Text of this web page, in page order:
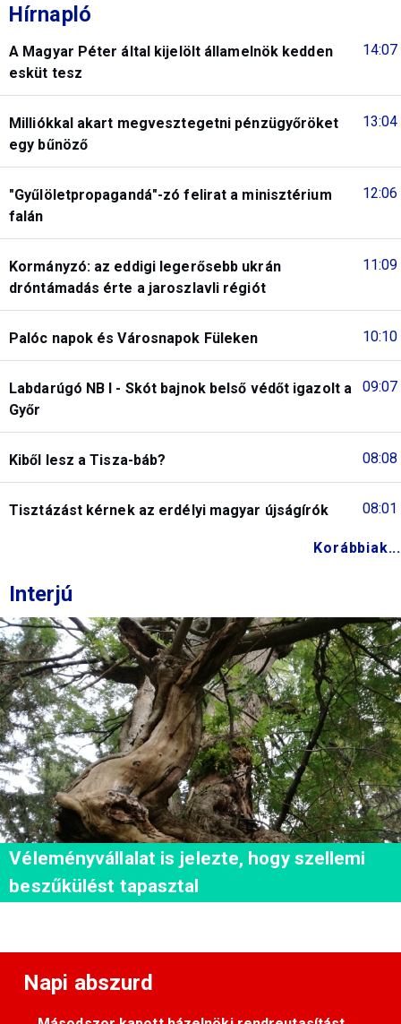
Hírnapló
14:07
A Magyar Péter által kijelölt államelnök kedden
esküt tesz
13:04
Milliókkal akart megvesztegetni pénzügyőröket
egy bűnöző
12:06
"Gyűlöletpropagandá"-zó felirat a minisztérium
falán
11:09
Kormányzó: az eddigi legerősebb ukrán
dróntámadás érte a jaroszlavli régiót
10:10
Palóc napok és Városnapok Füleken
09:07
Labdarúgó NB I - Skót bajnok belső védőt igazolt a
Győr
08:08
Kiből lesz a Tisza-báb?
08:01
Tisztázást kérnek az erdélyi magyar újságírók
Korábbiak...
Interjú
Véleményvállalat is jelezte, hogy szellemi
beszűkülést tapasztal
Napi abszurd